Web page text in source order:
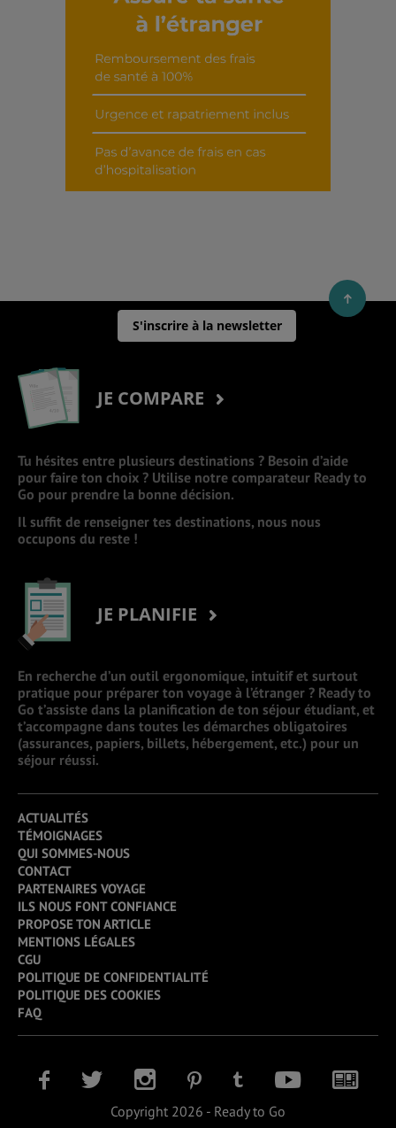
S'inscrire à la newsletter
JE COMPARE
Tu hésites entre plusieurs destinations ? Besoin d’aide
pour faire ton choix ? Utilise notre comparateur Ready to
Go pour prendre la bonne décision.
Il suffit de renseigner tes destinations, nous nous
occupons du reste !
JE PLANIFIE
En recherche d’un outil ergonomique, intuitif et surtout
pratique pour préparer ton voyage à l’étranger ? Ready to
Go t’assiste dans la planification de ton séjour étudiant, et
t’accompagne dans toutes les démarches obligatoires
(assurances, papiers, billets, hébergement, etc.) pour un
séjour réussi.
ACTUALITÉS
TÉMOIGNAGES
QUI SOMMES-NOUS
CONTACT
PARTENAIRES VOYAGE
ILS NOUS FONT CONFIANCE
PROPOSE TON ARTICLE
MENTIONS LÉGALES
CGU
POLITIQUE DE CONFIDENTIALITÉ
POLITIQUE DES COOKIES
FAQ
Copyright 2026 - Ready to Go